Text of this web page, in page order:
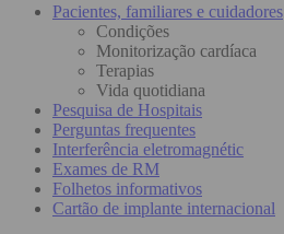
Pacientes, familiares e cuidadores
Condições
Monitorização cardíaca
Terapias
Vida quotidiana
Pesquisa de Hospitais
Perguntas frequentes
Interferência eletromagnétic
Exames de RM
Folhetos informativos
Cartão de implante internacional